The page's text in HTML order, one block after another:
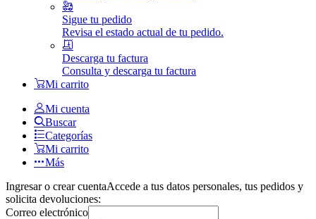
Sigue tu pedido
Revisa el estado actual de tu pedido.
Descarga tu factura
Consulta y descarga tu factura
Mi carrito
Mi cuenta
Buscar
Categorías
Mi carrito
Más
Ingresar o crear cuentaAccede a tus datos personales, tus pedidos y
solicita devoluciones:
Correo electrónico